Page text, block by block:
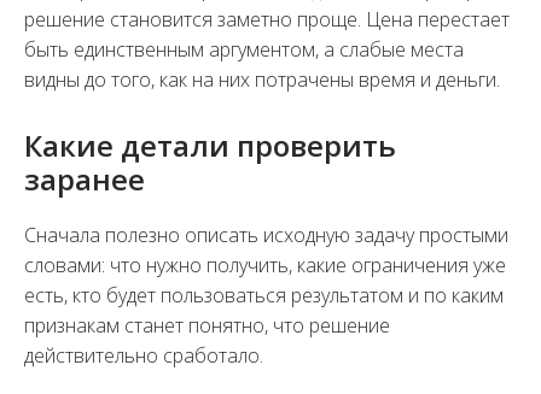
решение становится заметно проще. Цена перестает
быть единственным аргументом, а слабые места
видны до того, как на них потрачены время и деньги.
Какие детали проверить
заранее
Сначала полезно описать исходную задачу простыми
словами: что нужно получить, какие ограничения уже
есть, кто будет пользоваться результатом и по каким
признакам станет понятно, что решение
действительно сработало.